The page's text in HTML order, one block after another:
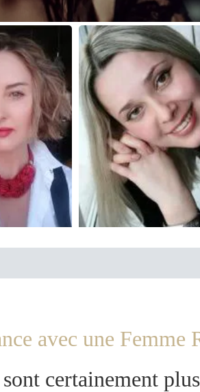
avec une Femme
certainement